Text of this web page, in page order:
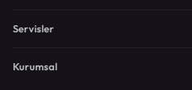
Servisler
Kurumsal